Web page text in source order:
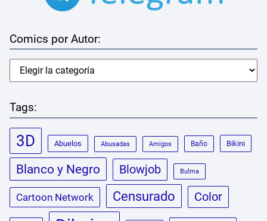
Comics por Autor:
Tags:
3D Abuelos Abusadas Amigos Baño Bikini
Blanco y Negro Blowjob Bulma
Cartoon Network Censurado Color